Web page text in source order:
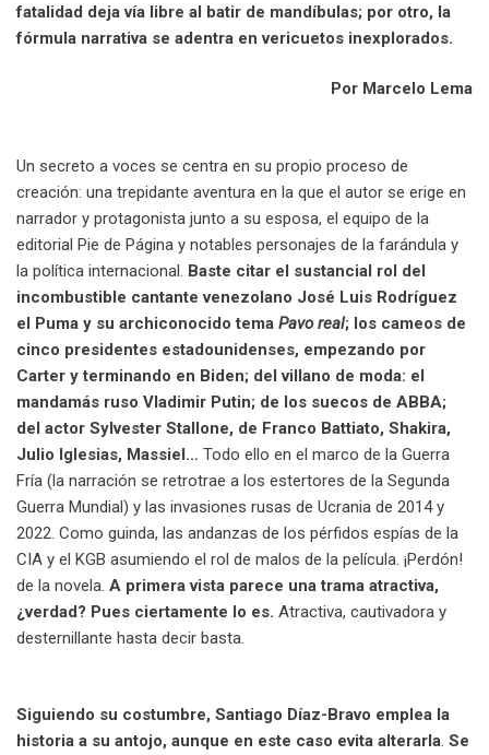
fatalidad deja vía libre al batir de mandíbulas; por otro, la
fórmula narrativa se adentra en vericuetos inexplorados.
Por Marcelo Lema
Un secreto a voces se centra en su propio proceso de
creación: una trepidante aventura en la que el autor se erige en
narrador y protagonista junto a su esposa, el equipo de la
editorial Pie de Página y notables personajes de la farándula y
la política internacional. Baste citar el sustancial rol del
incombustible cantante venezolano José Luis Rodríguez
el Puma y su archiconocido tema Pavo real; los cameos de
cinco presidentes estadounidenses, empezando por
Carter y terminando en Biden; del villano de moda: el
mandamás ruso Vladimir Putin; de los suecos de ABBA;
del actor Sylvester Stallone, de Franco Battiato, Shakira,
Julio Iglesias, Massiel… Todo ello en el marco de la Guerra
Fría (la narración se retrotrae a los estertores de la Segunda
Guerra Mundial) y las invasiones rusas de Ucrania de 2014 y
2022. Como guinda, las andanzas de los pérfidos espías de la
CIA y el KGB asumiendo el rol de malos de la película. ¡Perdón!
de la novela. A primera vista parece una trama atractiva,
¿verdad? Pues ciertamente lo es. Atractiva, cautivadora y
desternillante hasta decir basta.
Siguiendo su costumbre, Santiago Díaz-Bravo emplea la
historia a su antojo, aunque en este caso evita alterarla. Se